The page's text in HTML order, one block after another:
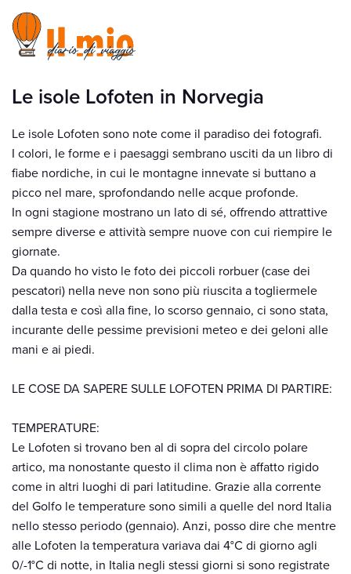
Le isole Lofoten in Norvegia
Le isole Lofoten sono note come il paradiso dei fotografi.
I colori, le forme e i paesaggi sembrano usciti da un libro di
fiabe nordiche, in cui le montagne innevate si buttano a
picco nel mare, sprofondando nelle acque profonde.
In ogni stagione mostrano un lato di sé, offrendo attrattive
sempre diverse e attività sempre nuove con cui riempire le
giornate.
Da quando ho visto le foto dei piccoli rorbuer (case dei
pescatori) nella neve non sono più riuscita a togliermele
dalla testa e così alla fine, lo scorso gennaio, ci sono stata,
incurante delle pessime previsioni meteo e dei geloni alle
mani e ai piedi.
LE COSE DA SAPERE SULLE LOFOTEN PRIMA DI PARTIRE:
TEMPERATURE:
Le Lofoten si trovano ben al di sopra del circolo polare
artico, ma nonostante questo il clima non è affatto rigido
come in altri luoghi di pari latitudine. Grazie alla corrente
del Golfo le temperature sono simili a quelle del nord Italia
nello stesso periodo (gennaio). Anzi, posso dire che mentre
alle Lofoten la temperatura variava dai 4°C di giorno agli
0/-1°C di notte, in Italia negli stessi giorni si sono registrate